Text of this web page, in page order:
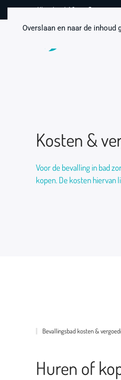
Overslaan en naar de inhoud
Uitstekend 4,8 van 5
Kosten &
Voor de bevalling in bad
kopen. De kosten hiervan
Bevallingsbad kosten &
Huren of